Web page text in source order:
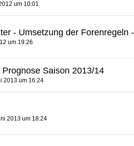
um 10:01
- Umsetzung der Forenregeln
um 19:26
Prognose Saison 2013/14
2013 um 16:24
2013 um 18:24